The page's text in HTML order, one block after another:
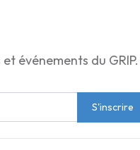
événements du GRIP.
S'inscrire